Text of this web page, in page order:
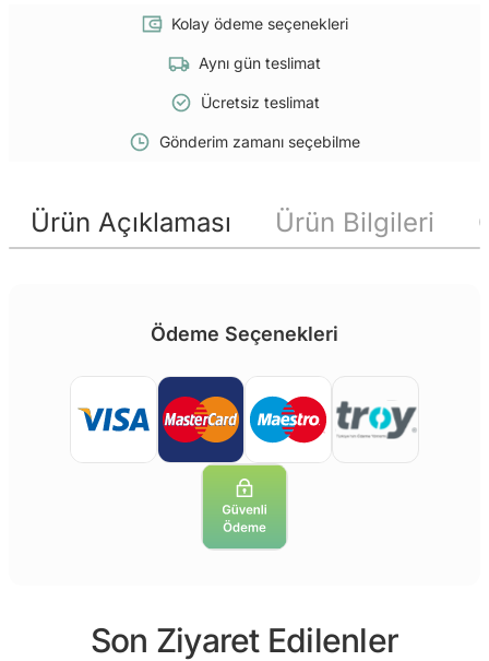
Kolay ödeme seçenekleri
Aynı gün teslimat
Ücretsiz teslimat
Gönderim zamanı seçebilme
Ürün Açıklaması Ürün Bilgileri
Ödeme Seçenekleri
Son Ziyaret Edilenler